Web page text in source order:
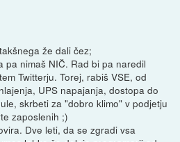
že dali čez;
pa nimaš NIČ. Rad bi pa naredil
Twitterju. Torej, rabiš VSE, od
UPS napajanja, dostopa do
skrbeti za "dobro klimo" v podjetju
zaposlenih ;)
Dve leti, da se zgradi vsa